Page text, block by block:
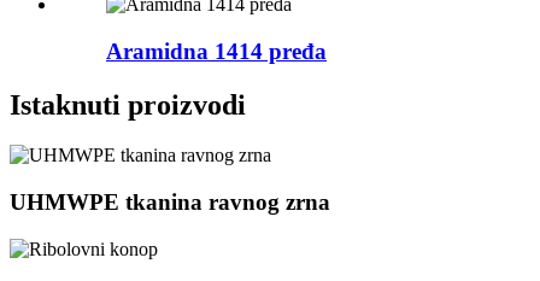
Aramidna 1414 pređa
Istaknuti proizvodi
UHMWPE tkanina ravnog zrna